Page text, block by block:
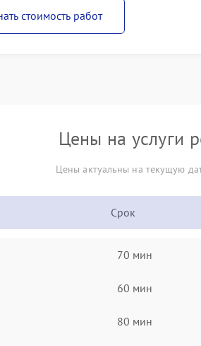
стоимость работ
Цены на услуги
Цены актуальны на текущую
Срок
70 мин
60 мин
80 мин